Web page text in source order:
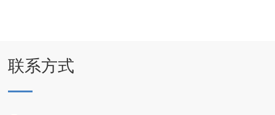
联系方式